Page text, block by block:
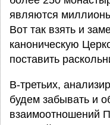
являются
Вот так взять и
каноническую
поставить
В-третьих,
будем забывать и
взаимоотношений